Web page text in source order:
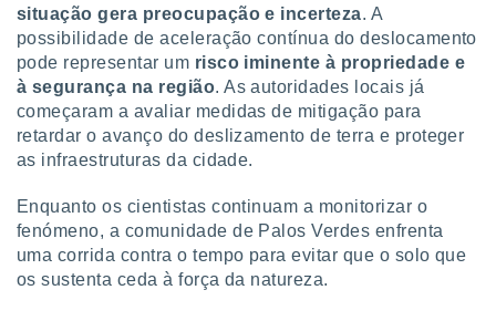
situação gera preocupação e incerteza. A
possibilidade de aceleração contínua do deslocamento
pode representar um risco iminente à propriedade e
à segurança na região. As autoridades locais já
começaram a avaliar medidas de mitigação para
retardar o avanço do deslizamento de terra e proteger
as infraestruturas da cidade.
Enquanto os cientistas continuam a monitorizar o
fenómeno, a comunidade de Palos Verdes enfrenta
uma corrida contra o tempo para evitar que o solo que
os sustenta ceda à força da natureza.